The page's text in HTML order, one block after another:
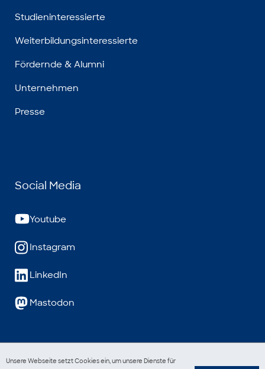
Unsere Webseite setzt Cookies ein, um unsere Dienste für
Studieninteressierte
Weiterbildungsinteressierte
Fördernde & Alumni
Unternehmen
Presse
Social Media
Youtube
Instagram
LinkedIn
Mastodon